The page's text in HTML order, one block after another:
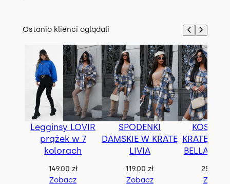
Ostanio klienci oglądali
Legginsy LOVIR
prążek w 7
kolorach
149.00 zł
Zobacz
SPODENKI
DAMSKIE W KRATĘ
LIVIA
119.00zł
Zobacz
KRATĘ
BELLA z
259.00
Zobacz